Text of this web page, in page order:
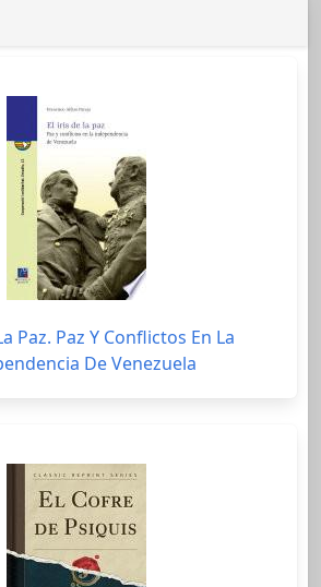
Paz. Paz Y Conflictos En La
De Venezuela